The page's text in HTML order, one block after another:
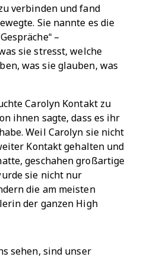
verbinden und fand
Sie nannte es die
–
sie stresst, welche
was sie glauben, was
Carolyn Kontakt zu
ihnen sagte, dass es ihr
Weil Carolyn sie nicht
Kontakt gehalten und
geschahen großartige
sie nicht nur
die am meisten
der ganzen High
sehen, sind unser